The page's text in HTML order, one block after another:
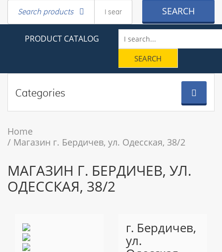
Search products SEARCH
PRODUCT CATALOG
Categories
Home
Магазин г. Бердичев, ул. Одесская, 38/2
МАГАЗИН Г. БЕРДИЧЕВ, УЛ.
ОДЕССКАЯ, 38/2
г. Бердичев,
ул.